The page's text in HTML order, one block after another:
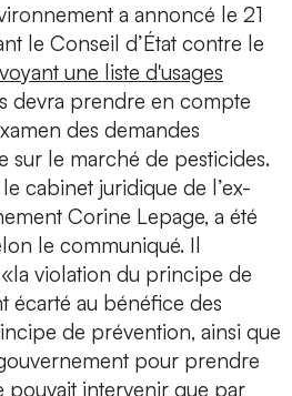
a annoncé le 21
le Conseil d’État contre le
une liste d'usages
devra prendre en compte
des demandes
sur le marché de pesticides.
cabinet juridique de l’ex-
Corine Lepage, a été
le communiqué. Il
violation du principe de
écarté au bénéfice des
de prévention, ainsi que
pour prendre
pouvait intervenir que par